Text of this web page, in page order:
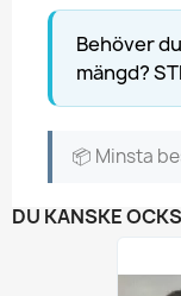
Behöver
mängd?
📦 Minsta
DU KANSKE